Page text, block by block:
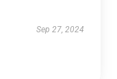
Sep 27, 2024